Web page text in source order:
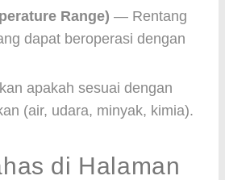
Range) — Rentang
dapat beroperasi dengan
apakah sesuai dengan
(air, udara, minyak, kimia).
di Halaman